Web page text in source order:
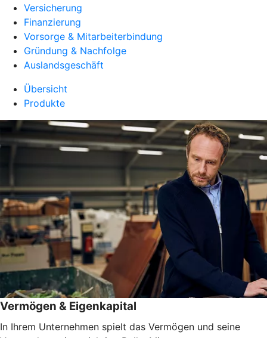
Versicherung
Finanzierung
Vorsorge & Mitarbeiterbindung
Gründung & Nachfolge
Auslandsgeschäft
Übersicht
Produkte
Vermögen & Eigenkapital
In Ihrem Unternehmen spielt das Vermögen und seine